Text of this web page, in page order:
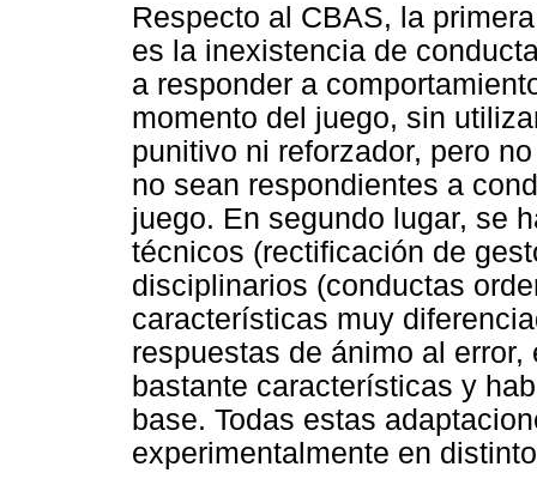
Respecto al CBAS, la
es la inexistencia de
a responder a
momento del juego, sin
punitivo ni reforzador, pero
no sean respondientes a
juego. En segundo lugar, se
técnicos (rectificación de
disciplinarios (conductas
características muy
respuestas de ánimo al
bastante características y
base. Todas estas
experimentalmente en